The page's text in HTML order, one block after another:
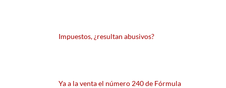
Impuestos, ¿resultan abusivos?
Ya a la venta el número 240 de Fórmula